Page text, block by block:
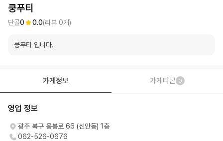
쿵푸티
단골0 0.0(리뷰 0개)
쿵푸티 입니다.
가게정보 가게티콘 0
영업 정보
광주 북구 용봉로 66 (신안동) 1층
062-526-0676